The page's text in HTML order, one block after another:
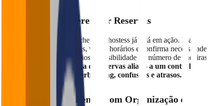
✅ Confirmar e Gerenciar Reservas
Antes mesmo do cliente chegar, a hostess já está em ação. Ela
organiza a lista de reservas, valida horários e confirma necessidades
especiais (como aniversários, acessibilidade ou número de cadeiras
Um bom sistema de reservas aliado a um controle
humano afiado evita overbooking, confusões e atrasos.
✅ Encaminhar Clientes com Organização e